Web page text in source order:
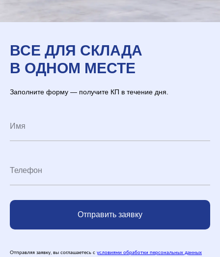
ВСЕ ДЛЯ СКЛАДА
В ОДНОМ МЕСТЕ
Заполните форму — получите КП в течение дня.
Отправить заявку
Отправляя заявку, вы соглашаетесь с условиями обработки персональных данных